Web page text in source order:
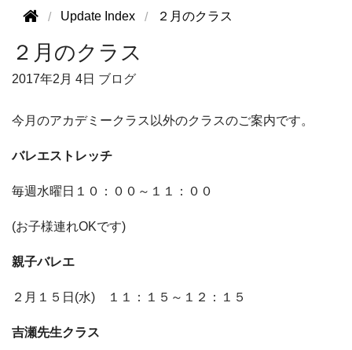
Update Index ２月のクラス
２月のクラス
2017年2月 4日 ブログ
今月のアカデミークラス以外のクラスのご案内です。
バレエストレッチ
毎週水曜日１０：００～１１：００
(お子様連れOKです)
親子バレエ
２月１５日(水) １１：１５～１２：１５
吉瀬先生クラス